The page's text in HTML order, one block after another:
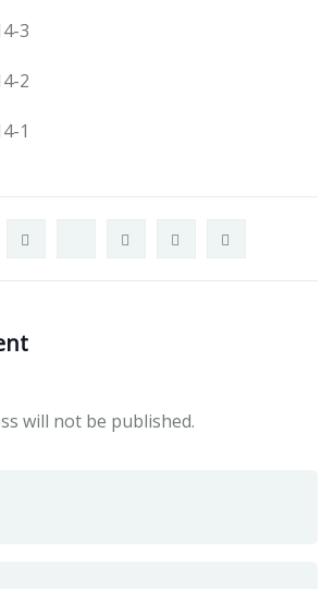
will not be published.